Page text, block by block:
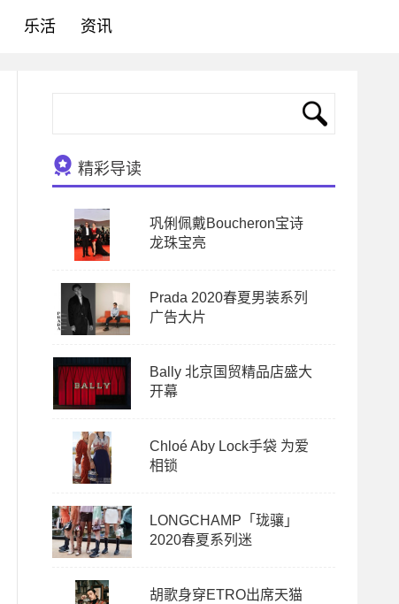
乐活 资讯
精彩导读
巩俐佩戴Boucheron宝诗
龙珠宝亮
Prada 2020春夏男装系列
广告大片
Bally 北京国贸精品店盛大
开幕
Chloé Aby Lock手袋 为爱
相锁
LONGCHAMP「珑骧」
2020春夏系列迷
胡歌身穿ETRO出席天猫